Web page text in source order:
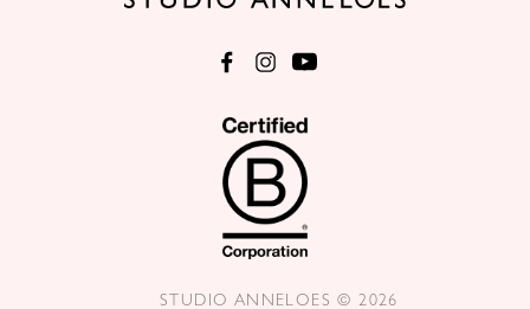
STUDIO ANNELOES © 2026